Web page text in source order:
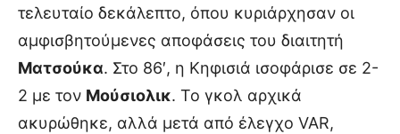
τελευταίο δεκάλεπτο, όπου κυριάρχησαν οι
αμφισβητούμενες αποφάσεις του διαιτητή
Ματσούκα. Στο 86′, η Κηφισιά ισοφάρισε σε 2-
2 με τον Μούσιολικ. Το γκολ αρχικά
ακυρώθηκε, αλλά μετά από έλεγχο VAR,